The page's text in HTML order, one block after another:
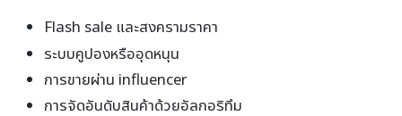
Flash sale และสงครามราคา
ระบบคูปองหรืออุดหนุน
การขายผ่าน influencer
การจัดอันดับสินค้าด้วยอัลกอริทึม